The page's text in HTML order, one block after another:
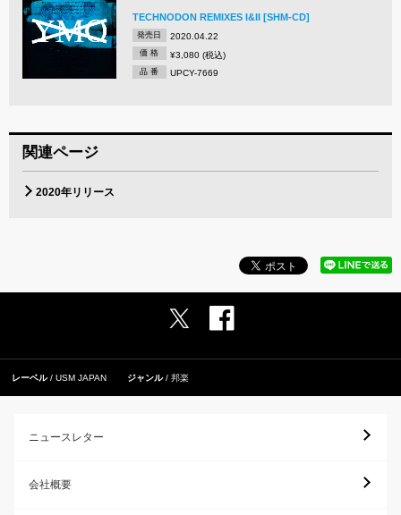
TECHNODON REMIXES I&II [SHM-CD]
発売日 2020.04.22
価 格 ¥3,080 (税込)
品 番 UPCY-7669
関連ページ
2020年リリース
レーベル USM JAPAN ジャンル 邦楽
ニュースレター
会社概要